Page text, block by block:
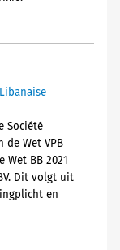
Société
de Wet VPB
Wet BB 2021
Dit volgt uit
en